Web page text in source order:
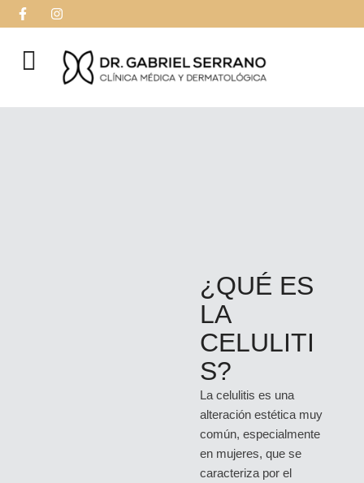
¿QUÉ ES
LA
CELULITI
S?
La celulitis es una
alteración estética muy
común, especialmente
en mujeres, que se
caracteriza por el